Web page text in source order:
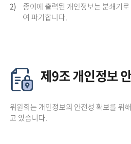
2)
종이에 출력된 개인정보는 분쇄기
여 파기합니다.
제9조 개인정보
위원회는 개인정보의 안전성 확보를 위
고 있습니다.